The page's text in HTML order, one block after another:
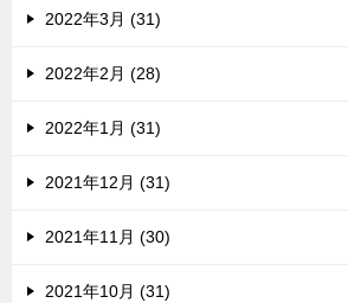
2022年3月 (31)
2022年2月 (28)
2022年1月 (31)
2021年12月 (31)
2021年11月 (30)
2021年10月 (31)